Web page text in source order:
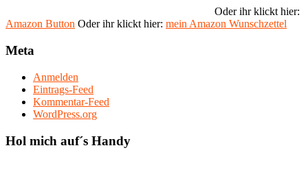
Oder ihr klickt hier:
Amazon Button Oder ihr klickt hier: mein Amazon Wunschzettel
Meta
Anmelden
Eintrags-Feed
Kommentar-Feed
WordPress.org
Hol mich auf´s Handy